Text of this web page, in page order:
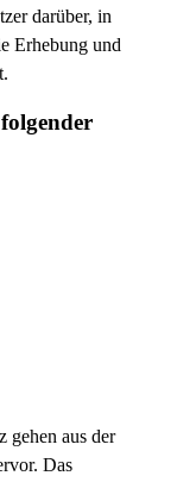
darüber, in
Erhebung und
gehen aus der
Das